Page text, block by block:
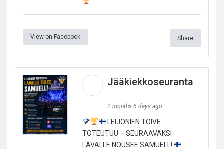
View on Facebook Share
Jääkiekkoseuranta
2 months 6 days ago
LEIJONIEN TOIVE
TOTEUTUU – SEURAAVAKSI
LAVALLE NOUSEE SAMUELL!